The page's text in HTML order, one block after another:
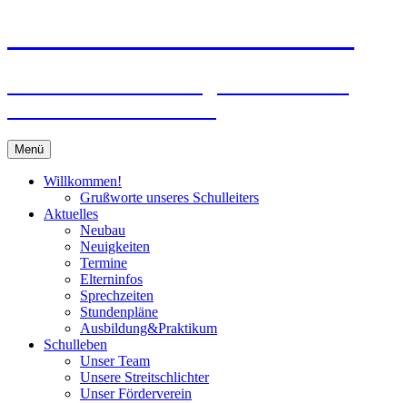
Menü
Willkommen!
Grußworte unseres Schulleiters
Aktuelles
Neubau
Neuigkeiten
Termine
Elterninfos
Sprechzeiten
Stundenpläne
Ausbildung&Praktikum
Schulleben
Unser Team
Unsere Streitschlichter
Unser Förderverein